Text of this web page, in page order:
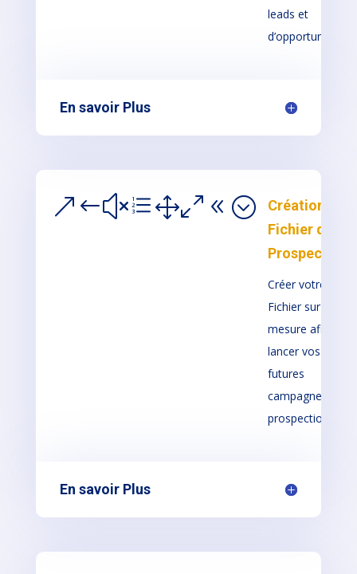
leads et
d’opportunités.
En savoir Plus
&#xe108;
Création de
Fichier de
Prospection
Créer votre
Fichier sur
mesure afin de
lancer vos
futures
campagnes de
prospection
En savoir Plus